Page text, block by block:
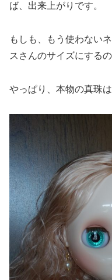
ば、出来上がりです。
もしも、もう使わない
スさんのサイズにする
やっぱり、本物の真珠